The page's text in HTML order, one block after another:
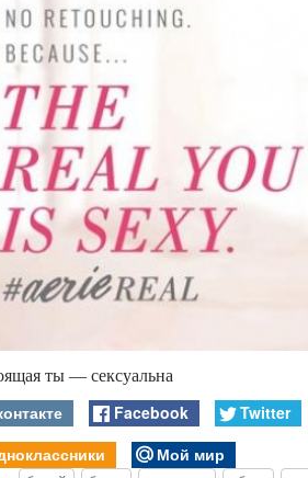
ты — сексуальна
Facebook
Twitter
Мой мир